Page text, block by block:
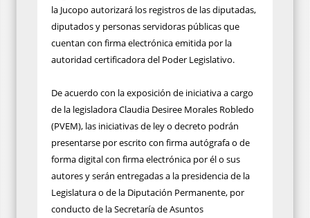
la Jucopo autorizará los registros de las diputadas,
diputados y personas servidoras públicas que
cuentan con firma electrónica emitida por la
autoridad certificadora del Poder Legislativo.
De acuerdo con la exposición de iniciativa a cargo
de la legisladora Claudia Desiree Morales Robledo
(PVEM), las iniciativas de ley o decreto podrán
presentarse por escrito con firma autógrafa o de
forma digital con firma electrónica por él o sus
autores y serán entregadas a la presidencia de la
Legislatura o de la Diputación Permanente, por
conducto de la Secretaría de Asuntos